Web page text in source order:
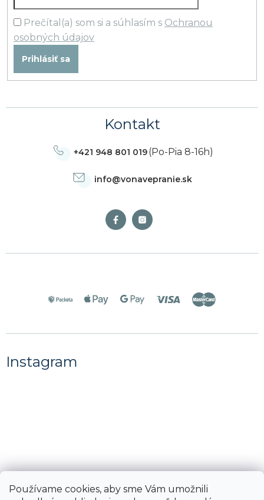
Používame cookies, aby sme Vám umožnili
Prečítal(a) som si a súhlasím s Ochranou
osobných údajov
Prihlásiť sa
Kontakt
info@vonavepranie.sk
+421 948 801 019(Po-Pia 8-16h)
Instagram